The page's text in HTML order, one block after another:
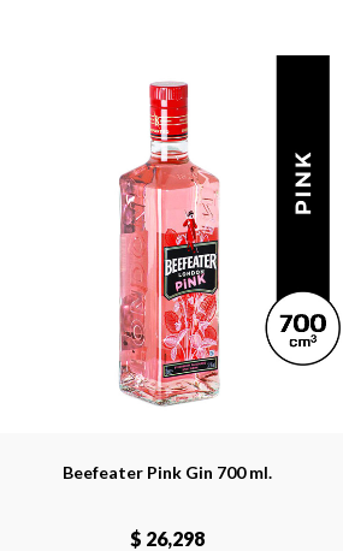
Beefeater Pink Gin 700 ml.
$ 26,298